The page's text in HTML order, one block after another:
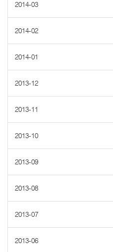
2014-03
2014-02
2014-01
2013-12
2013-11
2013-10
2013-09
2013-08
2013-07
2013-06